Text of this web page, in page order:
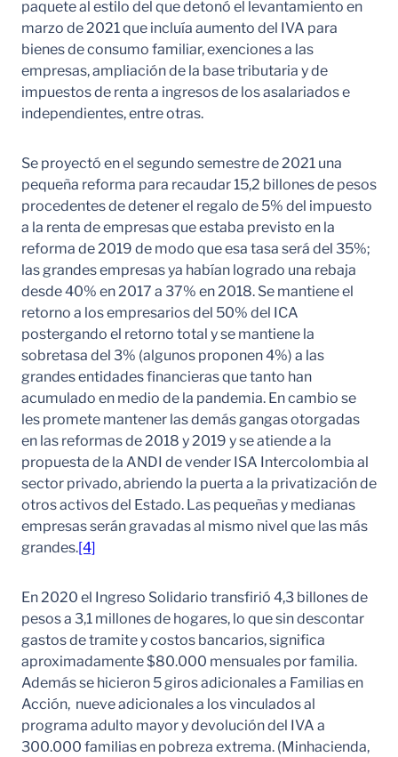
paquete al estilo del que detonó el levantamiento en
marzo de 2021 que incluía aumento del IVA para
bienes de consumo familiar, exenciones a las
empresas, ampliación de la base tributaria y de
impuestos de renta a ingresos de los asalariados e
independientes, entre otras.
Se proyectó en el segundo semestre de 2021 una
pequeña reforma para recaudar 15,2 billones de pesos
procedentes de detener el regalo de 5% del impuesto
a la renta de empresas que estaba previsto en la
reforma de 2019 de modo que esa tasa será del 35%;
las grandes empresas ya habían logrado una rebaja
desde 40% en 2017 a 37% en 2018. Se mantiene el
retorno a los empresarios del 50% del ICA
postergando el retorno total y se mantiene la
sobretasa del 3% (algunos proponen 4%) a las
grandes entidades financieras que tanto han
acumulado en medio de la pandemia. En cambio se
les promete mantener las demás gangas otorgadas
en las reformas de 2018 y 2019 y se atiende a la
propuesta de la ANDI de vender ISA Intercolombia al
sector privado, abriendo la puerta a la privatización de
otros activos del Estado. Las pequeñas y medianas
empresas serán gravadas al mismo nivel que las más
grandes.[4]
En 2020 el Ingreso Solidario transfirió 4,3 billones de
pesos a 3,1 millones de hogares, lo que sin descontar
gastos de tramite y costos bancarios, significa
aproximadamente $80.000 mensuales por familia.
Además se hicieron 5 giros adicionales a Familias en
Acción, nueve adicionales a los vinculados al
programa adulto mayor y devolución del IVA a
300.000 familias en pobreza extrema. (Minhacienda,